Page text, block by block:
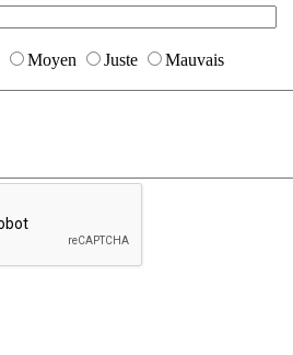
Moyen Juste
Mauvais